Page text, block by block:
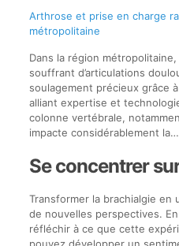
Arthrose et prise en charge
métropolitaine
Dans la région
souffrant d’articulations
soulagement précieux grâce
alliant expertise et
colonne vertébrale,
impacte considérablement la…
Se concentrer
Transformer la brachialgie en
de nouvelles perspectives.
réfléchir à ce que cette